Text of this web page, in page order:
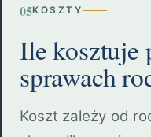
05KOSZTY
Ile kosztuje
sprawach
Koszt zależy od